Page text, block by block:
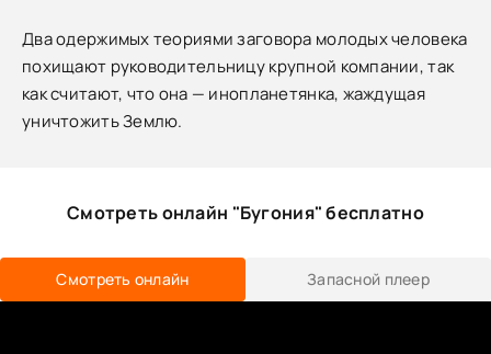
Два одержимых теориями заговора молодых человека
похищают руководительницу крупной компании, так
как считают, что она — инопланетянка, жаждущая
уничтожить Землю.
Смотреть онлайн "Бугония" бесплатно
Смотреть онлайн Запасной плеер